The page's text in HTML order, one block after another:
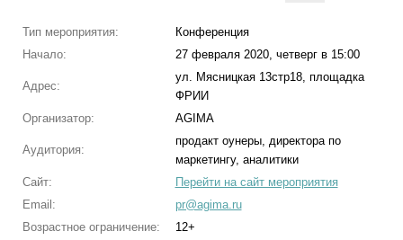
Тип мероприятия:
Конференция
Начало:
27 февраля 2020, четверг в 15:00
Адрес:
ул. Мясницкая 13стр18, площадка
ФРИИ
Организатор:
AGIMA
Аудитория:
продакт оунеры, директора по
маркетингу, аналитики
Сайт:
Перейти на сайт мероприятия
Email:
pr@agima.ru
Возрастное ограничение:
12+